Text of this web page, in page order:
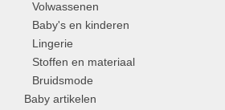
Volwassenen
Baby's en kinderen
Lingerie
Stoffen en materiaal
Bruidsmode
Baby artikelen